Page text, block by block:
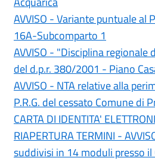
AVVISO - Variante puntuale al
16A-Subcomparto 1
AVVISO - "Disciplina
del d.p.r. 380/2001 - Piano
AVVISO - NTA relative alla
P.R.G. del cessato Comune di
CARTA DI IDENTITA'
RIAPERTURA TERMINI -
suddivisi in 14 moduli presso